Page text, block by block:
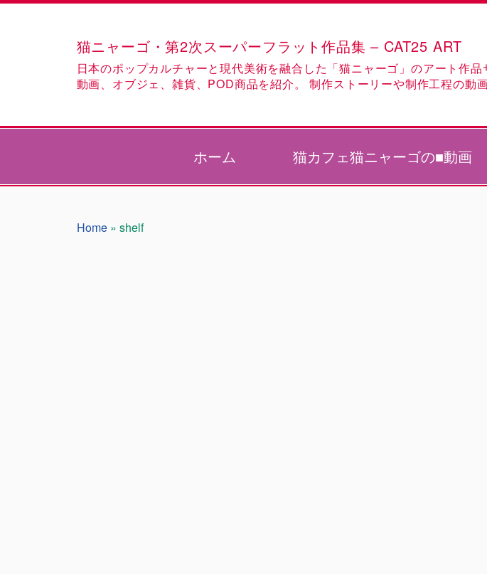
猫ニャーゴ・第2次スーパーフラット作品集 – CAT25 ART
日本のポップカルチャーと現代美術を融合した「猫ニャーゴ」のアート作
動画、オブジェ、雑貨、POD商品を紹介。 制作ストーリーや制作工程の動画
ホーム 猫カフェ猫ニャーゴの■動画
Home» shelf